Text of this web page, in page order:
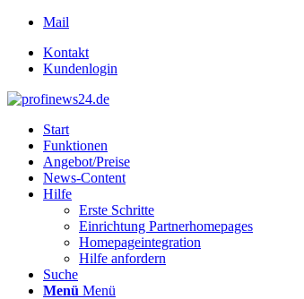
Mail
Kontakt
Kundenlogin
Start
Funktionen
Angebot/Preise
News-Content
Hilfe
Erste Schritte
Einrichtung Partnerhomepages
Homepageintegration
Hilfe anfordern
Suche
Menü Menü